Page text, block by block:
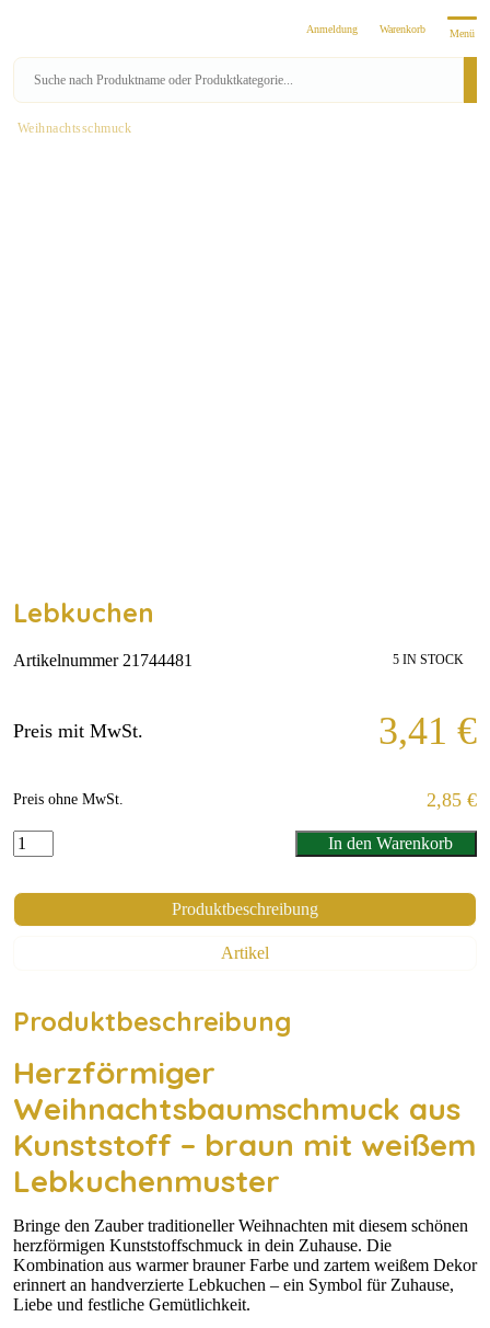
Anmeldung Warenkorb Menü
Weihnachtsschmuck
Lebkuchen
Artikelnummer 21744481 5 IN STOCK
Preis mit MwSt. 3,41 €
Preis ohne MwSt. 2,85 €
In den Warenkorb
Produktbeschreibung
Artikel
Produktbeschreibung
Herzförmiger
Weihnachtsbaumschmuck aus
Kunststoff – braun mit weißem
Lebkuchenmuster
Bringe den Zauber traditioneller Weihnachten mit diesem schönen
herzförmigen Kunststoffschmuck in dein Zuhause. Die
Kombination aus warmer brauner Farbe und zartem weißem Dekor
erinnert an handverzierte Lebkuchen – ein Symbol für Zuhause,
Liebe und festliche Gemütlichkeit.